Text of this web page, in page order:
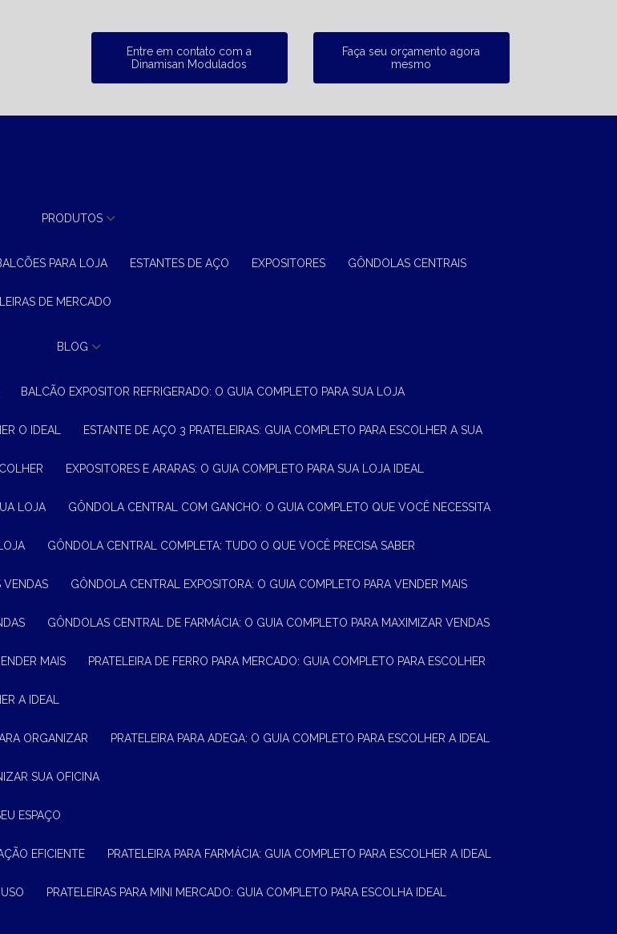
Entre em contato com a
Dinamisan Modulados
Faça seu orçamento agora
mesmo
PRODUTOS
BALCÕES PARA LOJA ESTANTES DE AÇO EXPOSITORES GÔNDOLAS CENTRAIS
DE MERCADO
BLOG
BALCÃO EXPOSITOR REFRIGERADO: O GUIA COMPLETO PARA SUA LOJA
O IDEAL ESTANTE DE AÇO 3 PRATELEIRAS: GUIA COMPLETO PARA ESCOLHER A SUA
EXPOSITORES E ARARAS: O GUIA COMPLETO PARA SUA LOJA IDEAL
LOJA GÔNDOLA CENTRAL COM GANCHO: O GUIA COMPLETO QUE VOCÊ NECESSITA
GÔNDOLA CENTRAL COMPLETA: TUDO O QUE VOCÊ PRECISA SABER
VENDAS GÔNDOLA CENTRAL EXPOSITORA: O GUIA COMPLETO PARA VENDER MAIS
GÔNDOLAS CENTRAL DE FARMÁCIA: O GUIA COMPLETO PARA MAXIMIZAR VENDAS
MAIS PRATELEIRA DE FERRO PARA MERCADO: GUIA COMPLETO PARA ESCOLHER
A IDEAL
ORGANIZAR PRATELEIRA PARA ADEGA: O GUIA COMPLETO PARA ESCOLHER A IDEAL
SUA OFICINA
ESPAÇO
EFICIENTE PRATELEIRA PARA FARMÁCIA: GUIA COMPLETO PARA ESCOLHER A IDEAL
PRATELEIRAS PARA MINI MERCADO: GUIA COMPLETO PARA ESCOLHA IDEAL